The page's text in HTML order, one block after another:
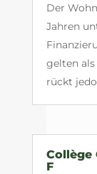
Der
Jahren
gelten
rückt
Collège
F